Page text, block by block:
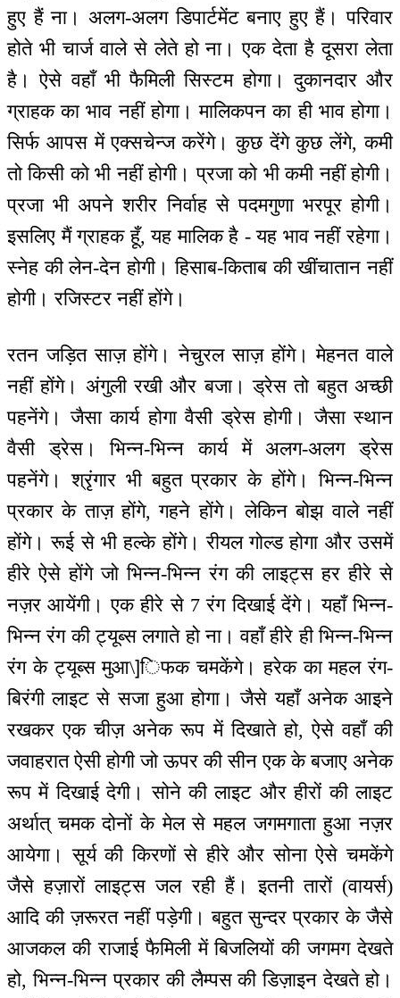
हुए हैं ना। अलग-अलग डिपार्टमेंट बनाए हुए हैं। परिवार
होते भी चार्ज वाले से लेते हो ना। एक देता है दूसरा लेता
है। ऐसे वहाँ भी फैमिली सिस्टम होगा। दुकानदार और
ग्राहक का भाव नहीं होगा। मालिकपन का ही भाव होगा।
सिर्फ आपस में एक्सचेन्ज करेंगे। कुछ देंगे कुछ लेंगे, कमी
तो किसी को भी नहीं होगी। प्रजा को भी कमी नहीं होगी।
प्रजा भी अपने शरीर निर्वाह से पदमगुणा भरपूर होगी।
इसलिए मैं ग्राहक हूँ, यह मालिक है - यह भाव नहीं रहेगा।
स्नेह की लेन-देन होगी। हिसाब-किताब की खींचातान नहीं
होगी। रजिस्टर नहीं होंगे।
रतन जड़ित साज़ होंगे। नेचुरल साज़ होंगे। मेहनत वाले
नहीं होंगे। अंगुली रखी और बजा। ड्रेस तो बहुत अच्छी
पहनेंगे। जैसा कार्य होगा वैसी ड्रेस होगी। जैसा स्थान
वैसी ड्रेस। भिन्न-भिन्न कार्य में अलग-अलग ड्रेस
पहनेंगे। श्रृंगार भी बहुत प्रकार के होंगे। भिन्न-भिन्न
प्रकार के ताज़ होंगे, गहने होंगे। लेकिन बोझ वाले नहीं
होंगे। रूई से भी हल्के होंगे। रीयल गोल्ड होगा और उसमें
हीरे ऐसे होंगे जो भिन्न-भिन्न रंग की लाइट्स हर हीरे से
नज़र आयेंगी। एक हीरे से 7 रंग दिखाई देंगे। यहाँ भिन्न-
भिन्न रंग की ट्यूब्स लगाते हो ना। वहाँ हीरे ही भिन्न-भिन्न
रंग के ट्यूब्स मुआ\]िफक चमकेंगे। हरेक का महल रंग-
बिरंगी लाइट से सजा हुआ होगा। जैसे यहाँ अनेक आइने
रखकर एक चीज़ अनेक रूप में दिखाते हो, ऐसे वहाँ की
जवाहरात ऐसी होगी जो ऊपर की सीन एक के बजाए अनेक
रूप में दिखाई देगी। सोने की लाइट और हीरों की लाइट
अर्थात् चमक दोनों के मेल से महल जगमगाता हुआ नज़र
आयेगा। सूर्य की किरणों से हीरे और सोना ऐसे चमकेंगे
जैसे हज़ारों लाइट्स जल रही हैं। इतनी तारों (वायर्स)
आदि की ज़रूरत नहीं पड़ेगी। बहुत सुन्दर प्रकार के जैसे
आजकल की राजाई फैमिली में बिजलियों की जगमग देखते
हो, भिन्न-भिन्न प्रकार की लैम्पस की डिज़ाइन देखते हो।